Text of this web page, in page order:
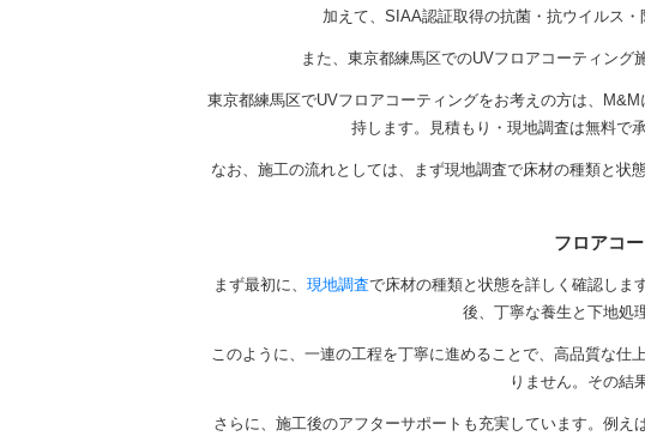
加えて、SIAA認証取得の抗菌・抗ウイルス
また、東京都練馬区でのUVフロアコーティング
東京都練馬区でUVフロアコーティングをお考えの方は、
持します。見積もり・現地調査は無料で
なお、施工の流れとしては、まず現地調査で床材の種類と状
フロアコ
まず最初に、 現地調査で床材の種類と状態を詳しく確認しま
後、丁寧な養生と下地処
このように、一連の工程を丁寧に進めることで、高品質な
りません。その結
さらに、施工後のアフターサポートも充実しています。例